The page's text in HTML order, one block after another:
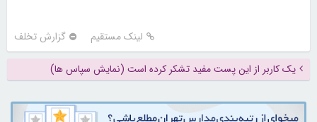
لینک مستقیم گزارش تخلف
یک کاربر از این پست مفید تشکر کرده است (نمایش سپاس ها)